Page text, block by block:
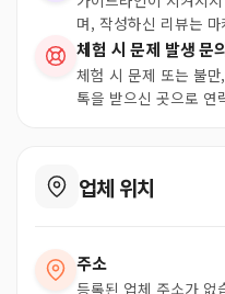
며, 작성하신 리뷰는
체험 시 문제 발생 문
체험 시 문제 또는 불
톡을 받으신 곳으로 연
업체 위치
주소
등록된 업체 주소가 없